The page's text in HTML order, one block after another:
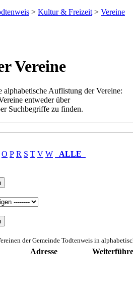
> Kultur & Freizeit > Vereine
Vereine
Auflistung der Vereine:
entweder über
Suchbegriffe zu finden.
O P R S T V W ALLE
der Gemeinde Todtenweis in
Adresse